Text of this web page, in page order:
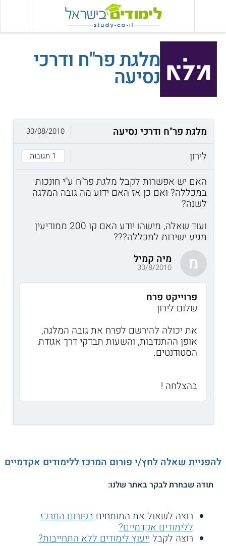
מלגת פר"ח ודרכי
נסיעה
מלגת פר"ח ודרכי נסיעה
לירון
1 תגובות
30/08/2010
האם יש אפשרות לקבל מלגת פר"ח ע"י חונכות
במכללה? ואם כן אז האם ידוע מה גובה המלגה
לשנה?
ועוד שאלה, מישהו יודע האם קו 200 ממודיעין
מגיע ישירות למכללה???
מ מיה קמיל
30/8/2010
פרוייקט פרח
שלום לירון
את יכולה להירשם לפרח את גובה המלגה,
אופן ההתנדבות, והשעות תבדקי דרך אגודת
הסטודנטים.
בהצלחה !
להפניית שאלה לחץ/י פורום המרכז ללימודים אקדמיים
תודה שבחרת לבקר באתר שלנו:
רוצה לשאול את המומחיםבפורום המרכז
ללימודים אקדמיים?
רוצה לקבל ייעוץ לימודים ללא התחייבות?